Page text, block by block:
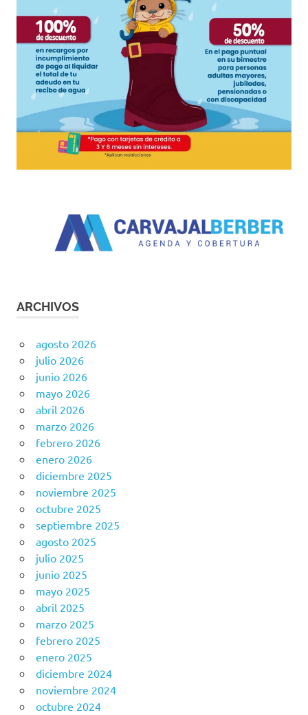
ARCHIVOS
agosto 2026
julio 2026
junio 2026
mayo 2026
abril 2026
marzo 2026
febrero 2026
enero 2026
diciembre 2025
noviembre 2025
octubre 2025
septiembre 2025
agosto 2025
julio 2025
junio 2025
mayo 2025
abril 2025
marzo 2025
febrero 2025
enero 2025
diciembre 2024
noviembre 2024
octubre 2024